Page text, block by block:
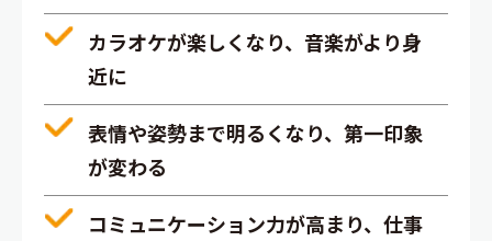
カラオケが楽しくなり、音楽がより身
近に
表情や姿勢まで明るくなり、第一印象
が変わる
コミュニケーション力が高まり、仕事